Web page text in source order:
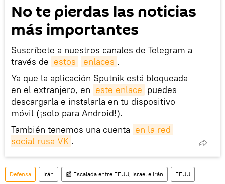
No te pierdas las noticias
más importantes
Suscríbete a nuestros canales de Telegram a
través de estos enlaces .
Ya que la aplicación Sputnik está bloqueada
en el extranjero, en este enlace puedes
descargarla e instalarla en tu dispositivo
móvil (¡solo para Android!).
También tenemos una cuenta en la red
social rusa VK .
Defensa Irán 📰 Escalada entre EEUU, Israel e Irán EEUU